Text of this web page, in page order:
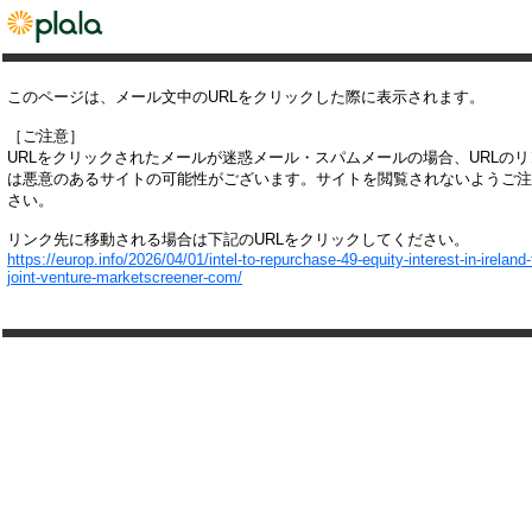
このページは、メール文中のURLをクリックした際に表示されます。
［ご注意］
URLをクリックされたメールが迷惑メール・スパムメールの場合、URLの
は悪意のあるサイトの可能性がございます。サイトを閲覧されないようご
さい。
リンク先に移動される場合は下記のURLをクリックしてください。
https://europ.info/2026/04/01/intel-to-repurchase-49-equity-interest-in-
joint-venture-marketscreener-com/